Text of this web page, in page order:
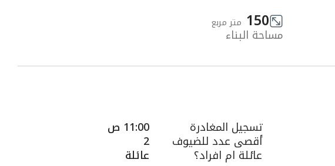
150 متر مربع
مساحة البناء
تسجيل المغادرة 11:00 ص
أقصى عدد للضيوف 2
عائلة ام افراد؟ عائلة